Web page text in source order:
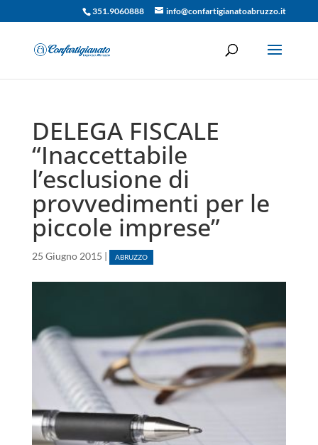
351.9060888 info@confartigianatoabruzzo.it
DELEGA FISCALE
“Inaccettabile
l’esclusione di
provvedimenti per le
piccole imprese”
25 Giugno 2015 | ABRUZZO